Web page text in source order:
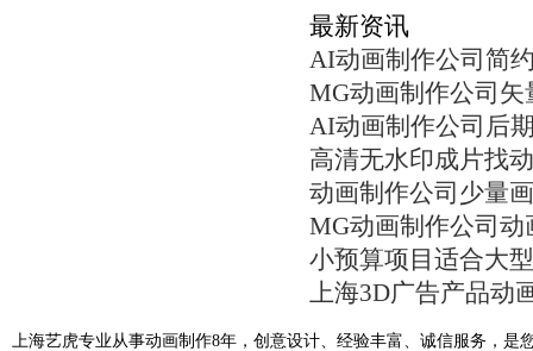
最新资讯
AI动画制作公司简
MG动画制作公司
AI动画制作公司后
高清无水印成片找
动画制作公司少量
MG动画制作公司
小预算项目适合大
上海3D广告产品动
上海艺虎专业从事动画制作8年，创意设计、经验丰富、诚信服务，是